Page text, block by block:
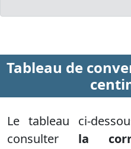
Tableau de
Le tableau ci-
consulter la